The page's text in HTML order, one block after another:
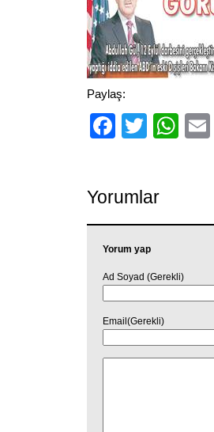
Paylaş:
Yorumlar
Yorum yap
Ad Soyad (Gerekli)
Email(Gerekli)